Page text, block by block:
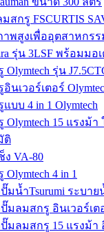
สกรู FSCURTIS
พสูงเพื่ออุตสาหกร
รุ่น 3LSF พร้อมมอ
รุ่น
นเวอร์เตอร์
บบ 4 in 1 Olymtech
Olymtech 15 แรงม้
ติ
VA-80
4 in 1
มน้ำTsurumi ระบา
มลมสกรู อินเวอร์เต
มลมสกรู 15 แรงม้า